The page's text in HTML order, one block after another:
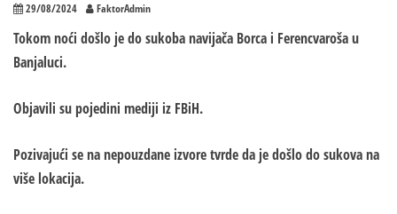
29/08/2024 FaktorAdmin
Tokom noći došlo je do sukoba navijača Borca i Ferencvaroša u
Banjaluci.
Objavili su pojedini mediji iz FBiH.
Pozivajući se na nepouzdane izvore tvrde da je došlo do sukova na
više lokacija.